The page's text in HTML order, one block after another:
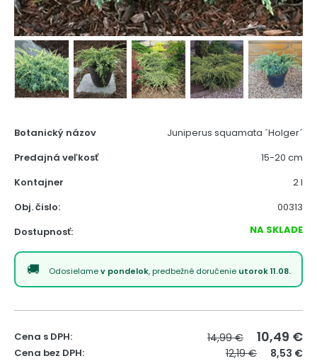
Botanický názov
Juniperus squamata ´Holger´
Predajná veľkosť
15-20 cm
Kontajner
2 l
Obj. čislo:
00313
Dostupnosť:
NA SKLADE
Odosielamev pondelok, predbežné doručenie utorok 11.08.
Cena s DPH: 14,99 € 10,49 €
Cena bez DPH: 12,19 € 8,53 €